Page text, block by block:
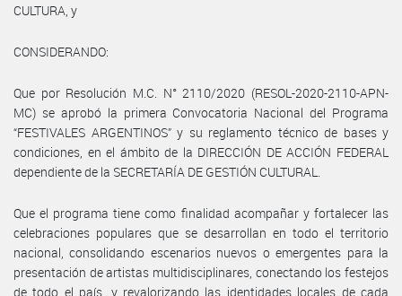
CULTURA, y
CONSIDERANDO:
Que por Resolución M.C. N° 2110/2020 (RESOL-2020-2110-APN-
MC) se aprobó la primera Convocatoria Nacional del Programa
“FESTIVALES ARGENTINOS” y su reglamento técnico de bases y
condiciones, en el ámbito de la DIRECCIÓN DE ACCIÓN FEDERAL
dependiente de la SECRETARÍA DE GESTIÓN CULTURAL.
Que el programa tiene como finalidad acompañar y fortalecer las
celebraciones populares que se desarrollan en todo el territorio
nacional, consolidando escenarios nuevos o emergentes para la
presentación de artistas multidisciplinares, conectando los festejos
de todo el país, y revalorizando las identidades locales de cada